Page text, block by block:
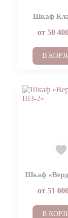
Шкаф
от 50
В
Шкаф
от 51
В